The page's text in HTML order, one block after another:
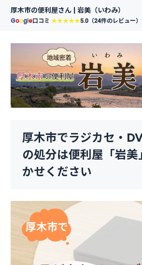
厚木市の便利屋さん | 岩美（いわみ）
Google口コミ★★★★★5.0（24件のレビュー）
厚木市でラジカセ・
の処分は便利屋「岩美
かせください